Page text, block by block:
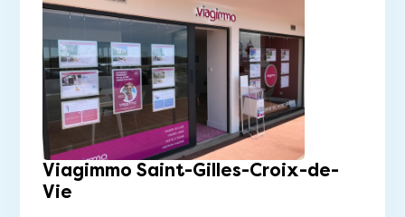
Viagimmo Saint-Gilles-Croix-de-
Vie